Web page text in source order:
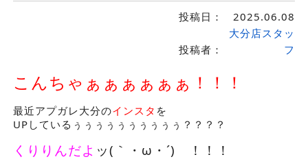
投稿日： 2025.06.08
投稿者：
大分店スタッ
フ
こんちゃぁぁぁぁぁぁ！！！
最近アプガレ大分のインスタ を
UPしているぅぅぅぅぅぅぅぅぅぅ？？？？
くりりんだよ ッ(｀・ω・´)ゞ！！！